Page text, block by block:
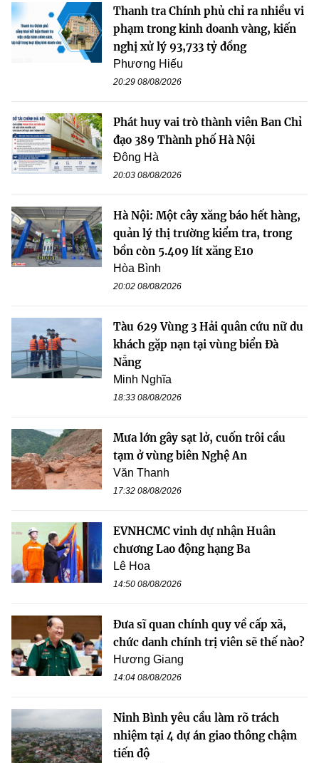
Thanh tra Chính phủ chỉ ra nhiều vi
phạm trong kinh doanh vàng, kiến
nghị xử lý 93,733 tỷ đồng
Phương Hiếu
20:29 08/08/2026
Phát huy vai trò thành viên Ban Chỉ
đạo 389 Thành phố Hà Nội
Đông Hà
20:03 08/08/2026
Hà Nội: Một cây xăng báo hết hàng,
quản lý thị trường kiểm tra, trong
bồn còn 5.409 lít xăng E10
Hòa Bình
20:02 08/08/2026
Tàu 629 Vùng 3 Hải quân cứu nữ du
khách gặp nạn tại vùng biển Đà
Nẵng
Minh Nghĩa
18:33 08/08/2026
Mưa lớn gây sạt lở, cuốn trôi cầu
tạm ở vùng biên Nghệ An
Văn Thanh
17:32 08/08/2026
EVNHCMC vinh dự nhận Huân
chương Lao động hạng Ba
Lê Hoa
14:50 08/08/2026
Đưa sĩ quan chính quy về cấp xã,
chức danh chính trị viên sẽ thế nào?
Hương Giang
14:04 08/08/2026
Ninh Bình yêu cầu làm rõ trách
nhiệm tại 4 dự án giao thông chậm
tiến độ